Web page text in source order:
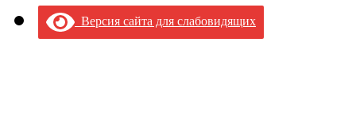
Версия сайта для слабовидящих